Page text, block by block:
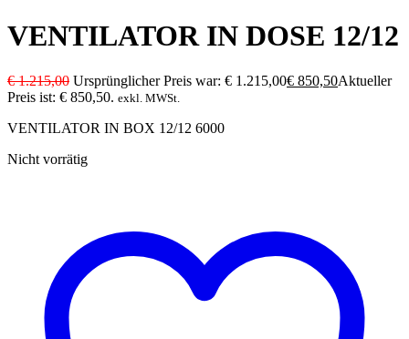
VENTILATOR IN DOSE 12/12
€1.215,00 Ursprünglicher Preis war: € 1.215,00€ 850,50Aktueller
Preis ist: € 850,50. exkl. MWSt.
VENTILATOR IN BOX 12/12 6000
Nicht vorrätig